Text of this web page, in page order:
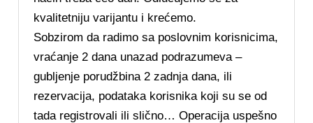
kvalitetniju varijantu i krećemo.
Sobzirom da radimo sa poslovnim korisnicima,
vraćanje 2 dana unazad podrazumeva –
gubljenje porudžbina 2 zadnja dana, ili
rezervacija, podataka korisnika koji su se od
tada registrovali ili slično… Operacija uspešno